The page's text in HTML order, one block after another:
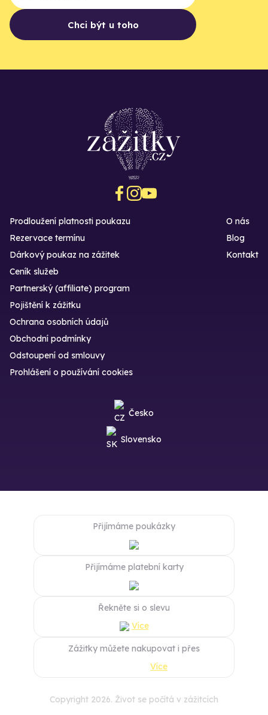
Chci být u toho
Prodloužení platnosti poukazu
Rezervace termínu
Dárkový poukaz na zážitek
O nás
Blog
Kontakt
Ceník služeb
Partnerský (affiliate) program
Pojištění k zážitku
Ochrana osobních údajů
Obchodní podmínky
Odstoupení od smlouvy
Prohlášení o používání cookies
Česko
Slovensko
Přijímáme poukázky
Přijímáme platební karty
Řekněte si o slevu
Více
Zážitky můžete nakupovat i přes
Více
Copyright 2026. Život se počítá v zážitcích